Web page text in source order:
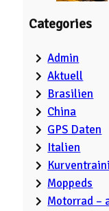
Categories
Admin
Aktuell
Brasilien
China
GPS Daten
Italien
Moppeds
Motorrad –